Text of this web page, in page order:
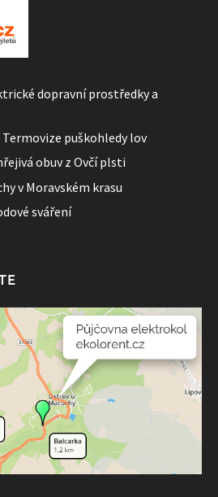
dopravní prostředky a
puškohledy lov
obuv z Ovčí plsti
v Moravském krasu
sváření